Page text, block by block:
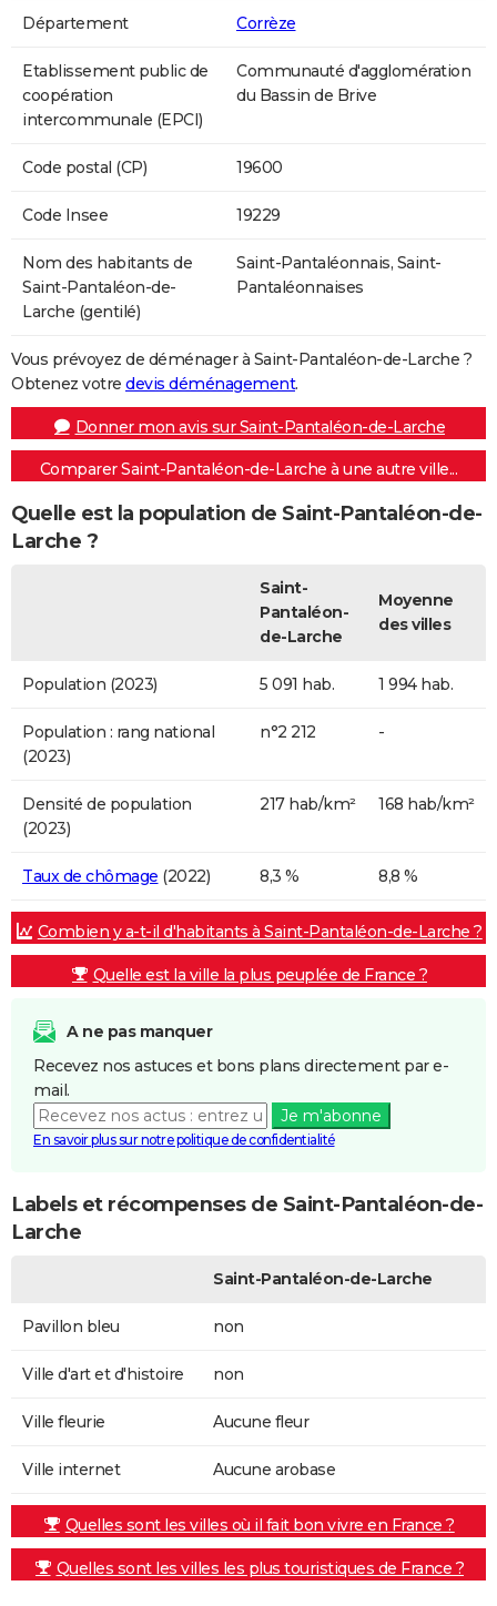
Département Corrèze
Etablissement public de
coopération
intercommunale (EPCI)
Communauté d'agglomération
du Bassin de Brive
Code postal (CP) 19600
Code Insee 19229
Nom des habitants de
Saint-Pantaléon-de-
Larche (gentilé)
Saint-Pantaléonnais, Saint-
Pantaléonnaises
Vous prévoyez de déménager à Saint-Pantaléon-de-Larche ?
Obtenez votre devis déménagement.
Donner mon avis sur Saint-Pantaléon-de-Larche
Comparer Saint-Pantaléon-de-Larche à une autre ville...
Quelle est la population de Saint-Pantaléon-de-
Larche ?
Saint-
Pantaléon-
de-Larche
Moyenne
des villes
Population (2023) 5 091 hab. 1 994 hab.
Population : rang national
(2023)
n°2 212 -
Densité de population
(2023)
217 hab/km² 168 hab/km²
Taux de chômage (2022) 8,3 % 8,8 %
Combien y a-t-il d'habitants à Saint-Pantaléon-de-Larche ?
Quelle est la ville la plus peuplée de France ?
A ne pas manquer
Recevez nos astuces et bons plans directement par e-
mail.
Je m'abonne
En savoir plus sur notre politique de confidentialité
Labels et récompenses de Saint-Pantaléon-de-
Larche
Saint-Pantaléon-de-Larche
Pavillon bleu non
Ville d'art et d'histoire non
Ville fleurie Aucune fleur
Ville internet Aucune arobase
Quelles sont les villes où il fait bon vivre en France ?
Quelles sont les villes les plus touristiques de France ?